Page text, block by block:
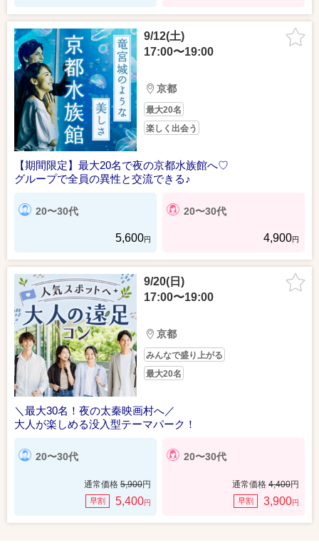
9/12(土)
17:00〜19:00
京都
最大20名
楽しく出会う
【期間限定】最大20名で夜の京都水族館へ♡
グループで全員の異性と交流できる♪
20〜30代
5,600円
20〜30代
4,900円
9/20(日)
17:00〜19:00
京都
みんなで盛り上がる
最大20名
＼最大30名！夜の太秦映画村へ／
大人が楽しめる没入型テーマパーク！
20〜30代
通常価格 5,900円
早割 5,400円
20〜30代
通常価格 4,400円
早割 3,900円